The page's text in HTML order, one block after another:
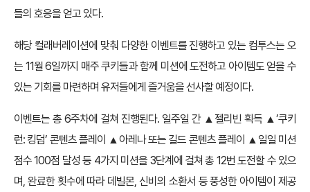
들의 호응을 얻고 있다.
해당 컬래버레이션에 맞춰 다양한 이벤트를 진행하고 있는 컴투스는 오
는 11월 6일까지 매주 쿠키들과 함께 미션에 도전하고 아이템도 얻을 수
있는 기회를 마련하며 유저들에게 즐거움을 선사할 예정이다.
이벤트는 총 6주차에 걸쳐 진행된다. 일주일 간 ▲젤리빈 획득 ▲’쿠키
런: 킹덤’ 콘텐츠 플레이 ▲아레나 또는 길드 콘텐츠 플레이 ▲일일 미션
점수 100점 달성 등 4가지 미션을 3단계에 걸쳐 총 12번 도전할 수 있으
며, 완료한 횟수에 따라 데빌몬, 신비의 소환서 등 풍성한 아이템이 제공